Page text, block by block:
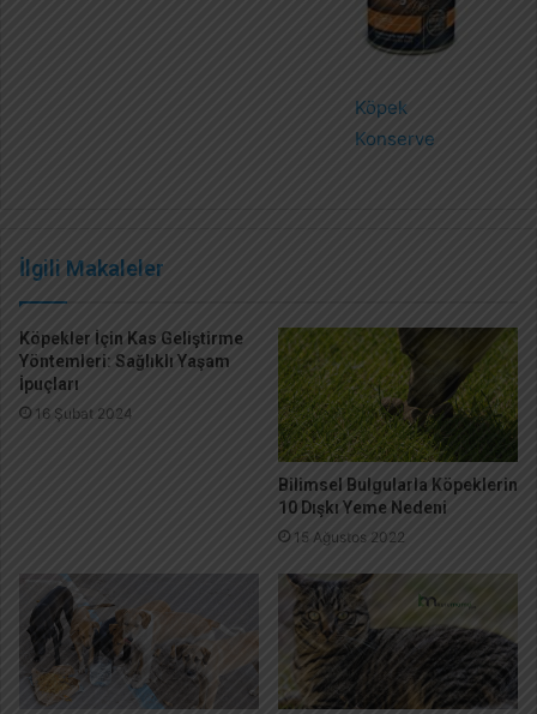
Köpek
Konserve
İlgili Makaleler
Köpekler İçin Kas Geliştirme
Yöntemleri: Sağlıklı Yaşam
İpuçları
16 Şubat 2024
Bilimsel Bulgularla Köpeklerin
10 Dışkı Yeme Nedeni
15 Ağustos 2022